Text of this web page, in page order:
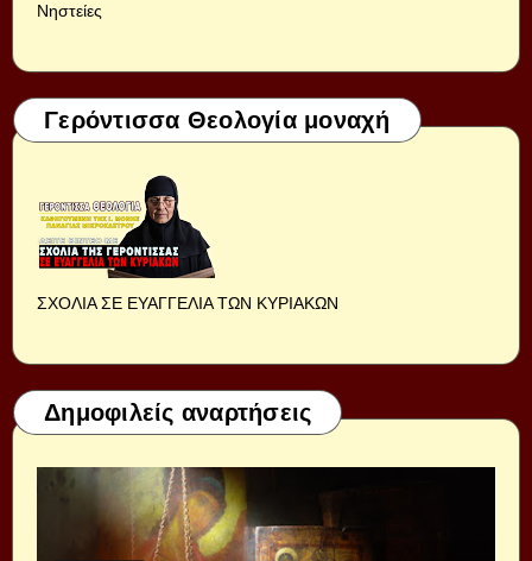
Νηστείες
Γερόντισσα Θεολογία μοναχή
ΣΧΟΛΙΑ ΣΕ ΕΥΑΓΓΕΛΙΑ ΤΩΝ ΚΥΡΙΑΚΩΝ
Δημοφιλείς αναρτήσεις